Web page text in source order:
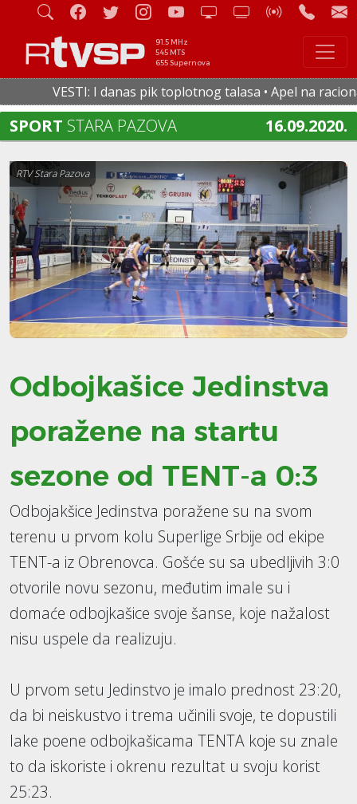
91.5 MHz
545 MTS
655 Supernova
VESTI: I danas pik toplotnog talasa • Apel na
SPORT STARA PAZOVA 16.09.2020.
RTV Stara Pazova
Odbojkašice Jedinstva
poražene na startu
sezone od TENT-a 0:3
Odbojakšice Jedinstva poražene su na svom
terenu u prvom kolu Superlige Srbije od ekipe
TENT-a iz Obrenovca. Gošće su sa ubedljivih 3:0
otvorile novu sezonu, međutim imale su i
domaće odbojkašice svoje šanse, koje nažalost
nisu uspele da realizuju.
U prvom setu Jedinstvo je imalo prednost 23:20,
da bi neiskustvo i trema učinili svoje, te dopustili
lake poene odbojkašicama TENTA koje su znale
to da iskoriste i okrenu rezultat u svoju korist
25:23.